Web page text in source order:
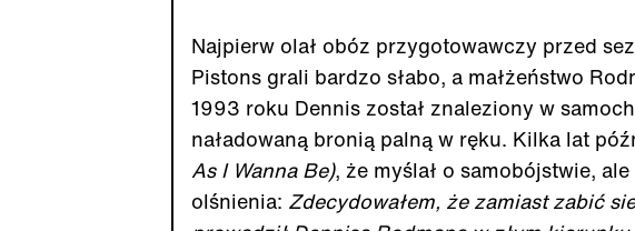
Najpierw olał obóz przygotowawczy przed
Pistons grali bardzo słabo, a małżeństwo
1993 roku Dennis został znaleziony w
naładowaną bronią palną w ręku. Kilka lat
As I Wanna Be), że myślał o samobójstwie, ale
olśnienia: Zdecydowałem, że zamiast zabić